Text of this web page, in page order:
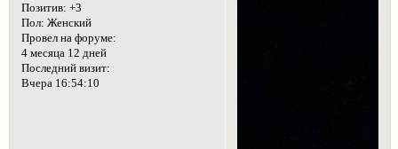
Позитив: +3
Пол: Женский
Провел на форуме:
4 месяца 12 дней
Последний визит:
Вчера 16:54:10